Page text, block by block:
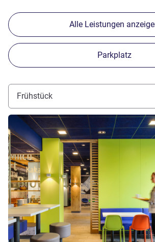
Alle Leistungen
Parkplatz
Frühstück
Details ansehen